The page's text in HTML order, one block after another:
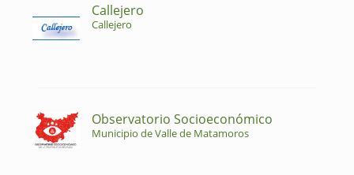
Callejero
Callejero
Observatorio Socioeconómico
Municipio de Valle de Matamoros